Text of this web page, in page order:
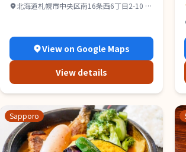
北海道札幌市中央区南16条西6丁目2-10 IR
View on Google Maps
View details
Sapporo